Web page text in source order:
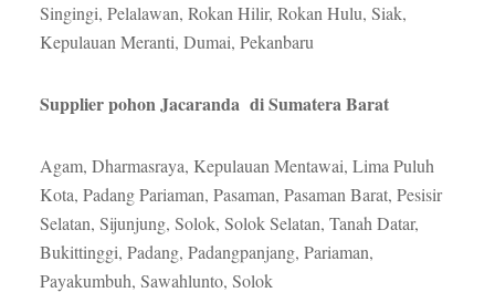
Singingi, Pelalawan, Rokan Hilir, Rokan Hulu, Siak,
Kepulauan Meranti, Dumai, Pekanbaru
Supplier pohon Jacaranda di Sumatera Barat
Agam, Dharmasraya, Kepulauan Mentawai, Lima Puluh
Kota, Padang Pariaman, Pasaman, Pasaman Barat, Pesisir
Selatan, Sijunjung, Solok, Solok Selatan, Tanah Datar,
Bukittinggi, Padang, Padangpanjang, Pariaman,
Payakumbuh, Sawahlunto, Solok